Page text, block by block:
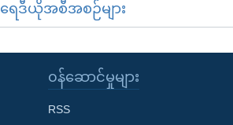
ရေဒီယိုအစီအစဉ်များ
၀န်ဆောင်မှုများ
RSS